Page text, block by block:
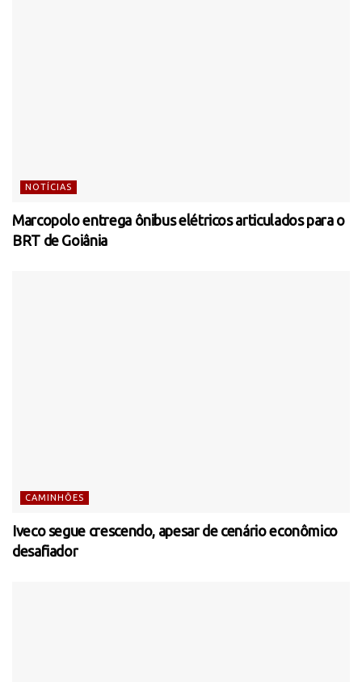
NOTÍCIAS
Marcopolo entrega ônibus elétricos articulados para o
BRT de Goiânia
CAMINHÕES
Iveco segue crescendo, apesar de cenário econômico
desafiador